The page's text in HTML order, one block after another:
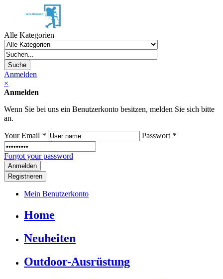
Alle Kategorien
Suche
Anmelden
×
Anmelden
Wenn Sie bei uns ein Benutzerkonto besitzen, melden Sie sich bitte
an.
Your Email * Passwort *
Forgot your password
Registrieren
Mein Benutzerkonto
Home
Neuheiten
Outdoor-Ausrüstung